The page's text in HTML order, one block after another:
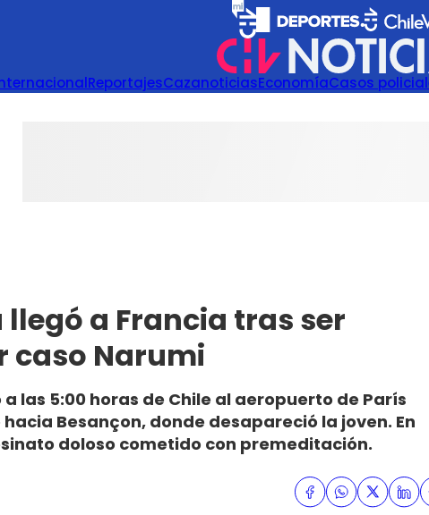
ReportajesCazanoticiasEconomíaCasos
llegó a Francia tras ser
caso Narumi
a las 5:00 horas de Chile al aeropuerto de París
Besançon, donde desapareció la joven. En
doloso cometido con premeditación.